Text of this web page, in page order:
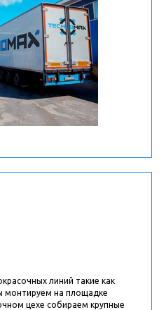
линий такие как
монтируем на площадке
цехе собираем крупные